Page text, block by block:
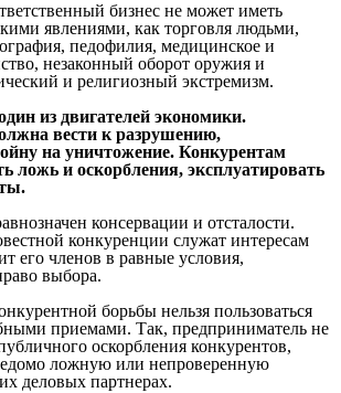
бизнес не может иметь
явлениями, как торговля людьми,
педофилия, медицинское и
незаконный оборот оружия и
и религиозный экстремизм.
из двигателей экономики.
вести к разрушению,
на уничтожение. Конкурентам
ложь и оскорбления, эксплуатировать
консервации и отсталости.
конкуренции служат интересам
его членов в равные условия,
выбора.
борьбы нельзя пользоваться
приемами. Так, предприниматель не
оскорбления конкурентов,
ложную или непроверенную
деловых партнерах.